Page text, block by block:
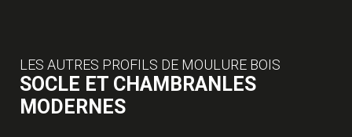
LES AUTRES PROFILS DE MOULURE BOIS
SOCLE ET CHAMBRANLES
MODERNES